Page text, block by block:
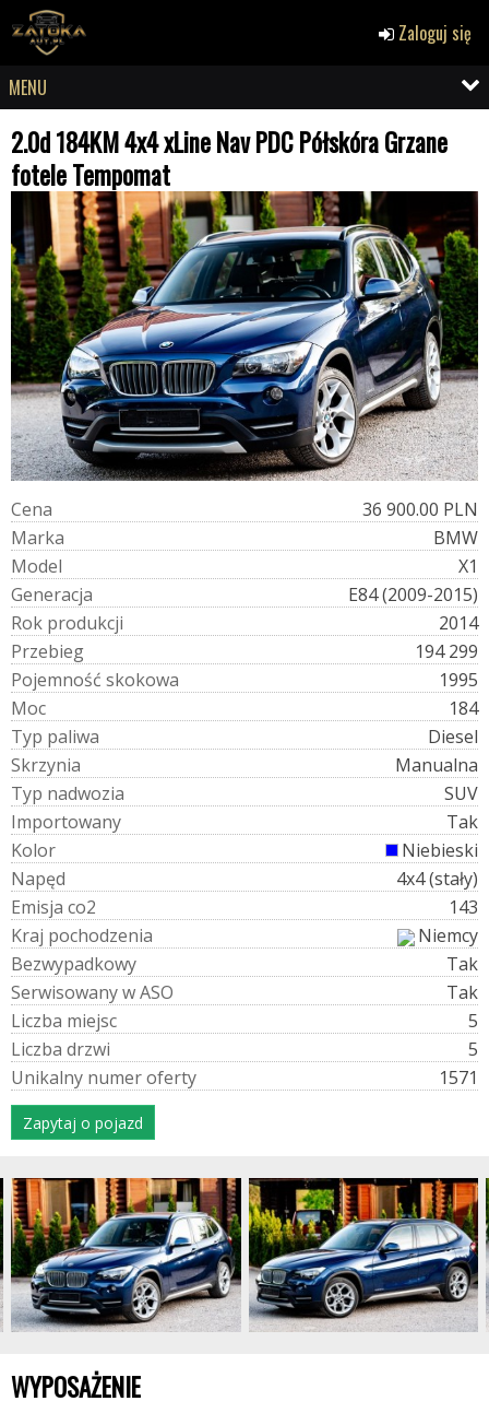
Zaloguj się
MENU
2.0d 184KM 4x4 xLine Nav PDC Półskóra Grzane
fotele Tempomat
Cena
36 900.00 PLN
Marka
BMW
Model
X1
Generacja
E84 (2009-2015)
Rok produkcji
2014
Przebieg
194 299
Pojemność skokowa
1995
Moc
184
Typ paliwa
Diesel
Skrzynia
Manualna
Typ nadwozia
SUV
Importowany
Tak
Kolor
Niebieski
Napęd
4x4 (stały)
Emisja co2
143
Kraj pochodzenia
Niemcy
Bezwypadkowy
Tak
SerwisowanywASO
Tak
Liczba miejsc
5
Liczba drzwi
5
Unikalny numeroferty 1571
Zapytaj o pojazd
WYPOSAŻENIE